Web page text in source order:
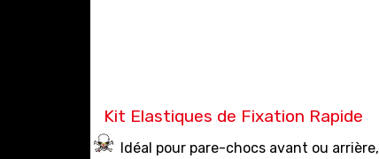
Kit Elastiques de Fixation Rapide
Idéal pour pare-chocs avant ou arrière,